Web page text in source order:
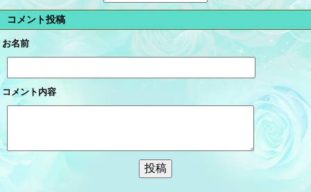
コメント投稿
お名前
コメント内容